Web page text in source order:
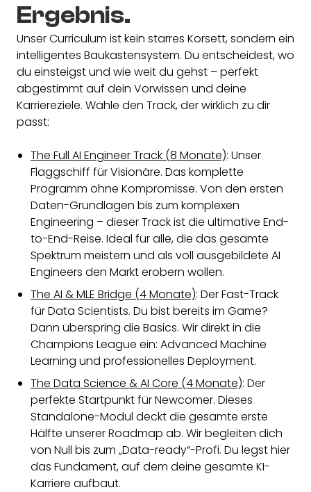
Ergebnis.
Unser Curriculum ist kein starres Korsett, sondern ein
intelligentes Baukastensystem. Du entscheidest, wo
du einsteigst und wie weit du gehst – perfekt
abgestimmt auf dein Vorwissen und deine
Karriereziele. Wähle den Track, der wirklich zu dir
passt:
The Full AI Engineer Track (8 Monate): Unser
Flaggschiff für Visionäre. Das komplette
Programm ohne Kompromisse. Von den ersten
Daten-Grundlagen bis zum komplexen
Engineering – dieser Track ist die ultimative End-
to-End-Reise. Ideal für alle, die das gesamte
Spektrum meistern und als voll ausgebildete AI
Engineers den Markt erobern wollen.
The AI & MLE Bridge (4 Monate): Der Fast-Track
für Data Scientists. Du bist bereits im Game?
Dann überspring die Basics. Wir direkt in die
Champions League ein: Advanced Machine
Learning und professionelles Deployment.
The Data Science & AI Core (4 Monate): Der
perfekte Startpunkt für Newcomer. Dieses
Standalone-Modul deckt die gesamte erste
Hälfte unserer Roadmap ab. Wir begleiten dich
von Null bis zum „Data-ready“-Profi. Du legst hier
das Fundament, auf dem deine gesamte KI-
Karriere aufbaut.